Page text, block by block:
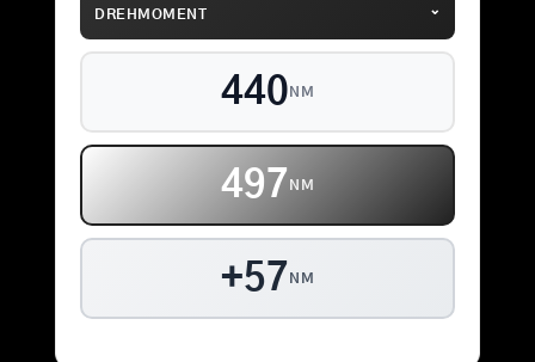
DREHMOMENT ⌄
440 NM
497 NM
+57 NM